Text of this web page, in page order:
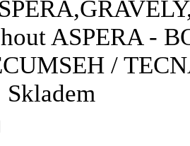
ASPERA -
/
Skladem